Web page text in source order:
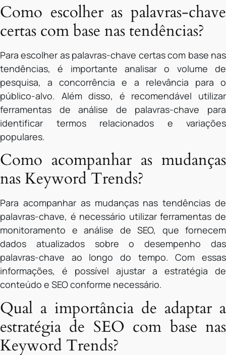
Como escolher as palavras-chave
certas com base nas tendências?
Para escolher as palavras-chave certas com base nas
tendências, é importante analisar o volume de
pesquisa, a concorrência e a relevância para o
público-alvo. Além disso, é recomendável utilizar
ferramentas de análise de palavras-chave para
identificar termos relacionados e variações
populares.
Como acompanhar as mudanças
nas Keyword Trends?
Para acompanhar as mudanças nas tendências de
palavras-chave, é necessário utilizar ferramentas de
monitoramento e análise de SEO, que fornecem
dados atualizados sobre o desempenho das
palavras-chave ao longo do tempo. Com essas
informações, é possível ajustar a estratégia de
conteúdo e SEO conforme necessário.
Qual a importância de adaptar a
estratégia de SEO com base nas
Keyword Trends?